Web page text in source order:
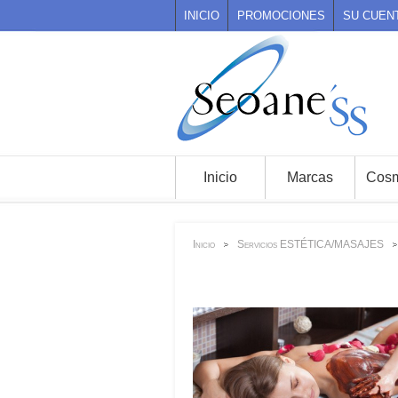
INICIO PROMOCIONES SU
Inicio Marcas
Inicio
Servicios ESTÉTICA/MASAJES